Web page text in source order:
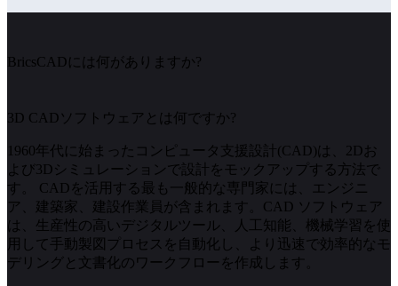
BricsCADには何がありますか?
3D CADソフトウェアとは何ですか?
1960年代に始まったコンピュータ支援設計(CAD)は、2Dお
よび3Dシミュレーションで設計をモックアップする方法で
す。 CADを活用する最も一般的な専門家には、エンジニ
ア、建築家、建設作業員が含まれます。CAD ソフトウェア
は、生産性の高いデジタルツール、人工知能、機械学習を使
用して手動製図プロセスを自動化し、より迅速で効率的なモ
デリングと文書化のワークフローを作成します。